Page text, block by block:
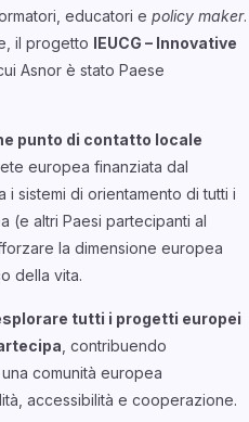
educatori e policy maker.
il progetto IEUCG – Innovative
Asnor è stato Paese
punto di contatto locale
europea finanziata dal
i sistemi di orientamento di tutti i
(e altri Paesi partecipanti al
la dimensione europea
della vita.
tutti i progetti europei
, contribuendo
comunità europea
accessibilità e cooperazione.